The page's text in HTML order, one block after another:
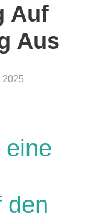
Auf
Aus
2025
eine
den